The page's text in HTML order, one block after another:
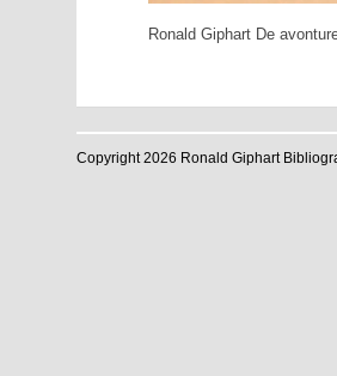
Ronald Giphart De
Copyright 2026 Ronald Giphart